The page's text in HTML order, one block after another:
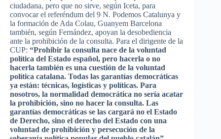
ciudadana, pero que no sirve, según Iceta, para
convocarel referéndum del 9 N. Podemos Catalunya y
la formación de Ada Colau, Guanyem Barcelona
también, según Fernández, apoyan la desobediencia
ante la prohibición de la consulta. Para el dirigente de la
CUP: “Prohibir la consulta nace de la voluntad
política del Estado español, pero hacerla o no
hacerla también es una cuestión de la voluntad
política catalana. Todas las garantías democráticas
ya están: técnicas, logísticas y políticas. Para
nosotros, la normalidad democrática no sería acatar
la prohibición, sino no hacer la consulta. Las
garantías democráticas se las cargará no el Estado
de Derecho, sino el derecho del Estado con una
voluntad de prohibición y persecución de la